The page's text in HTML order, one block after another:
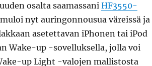
osalta saamassani HF3550-
nyt auringonnousua väreissä ja
asetettavan iPhonen tai iPod
Wake-up -sovelluksella, jolla voi
up Light -valojen mallistosta